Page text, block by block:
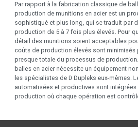
Par rapport à la fabrication classique de
production de munitions en acier est un
sophistiqué et plus long, qui se traduit par
production de 5 à 7 fois plus élevés. Pour
détail des munitions soient acceptables
coûts de production élevés sont minimisés
presque totale du processus de
balles en acier nécessite un équipement
les spécialistes de D Dupleks eux-mêmes.
automatisées et productives sont intégrées
production où chaque opération est